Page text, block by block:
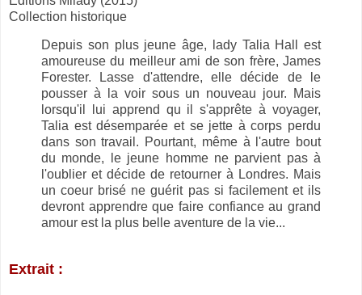
Collection historique
Depuis son plus jeune âge, lady Talia Hall est
amoureuse du meilleur ami de son frère, James
Forester. Lasse d'attendre, elle décide de le
pousser à la voir sous un nouveau jour. Mais
lorsqu'il lui apprend qu il s'apprête à voyager,
Talia est désemparée et se jette à corps perdu
dans son travail. Pourtant, même à l'autre bout
du monde, le jeune homme ne parvient pas à
l'oublier et décide de retourner à Londres. Mais
un coeur brisé ne guérit pas si facilement et ils
devront apprendre que faire confiance au grand
amour est la plus belle aventure de la vie...
Extrait :